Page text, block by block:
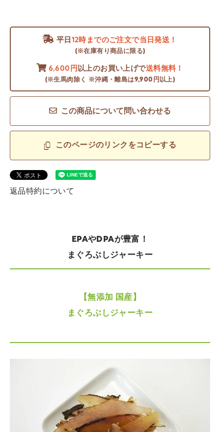
平日 12時までのご注文で当日発送！
(※在庫有り商品に限る)
6,600円 以上のお買い上げで送料無料！
(※生馬肉除く ※沖縄・離島は9,900円以上)
この商品について問い合わせる
このページのリンクをコピーする
返品特約について
EPAやDPAが豊富！
まぐろぶしジャーキー
【無添加 国産】
まぐろぶしジャーキー